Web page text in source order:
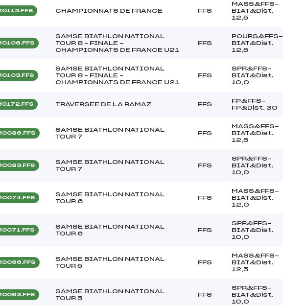
CHAMPIONNATS DE FRANCE FFS
MASS&FFS-
BIAT&Dist.
12,5
SAMSE BIATHLON NATIONAL
TOUR 8 – FINALE -
CHAMPIONNATS DE FRANCE U21
FFS
POURS&FFS-
BIAT&Dist.
12,5
SAMSE BIATHLON NATIONAL
TOUR 8 – FINALE –
CHAMPIONNATS DE FRANCE U21
FFS
SPR&FFS-
BIAT&Dist.
10,0
TRAVERSEE DE LA RAMAZ FFS
FP&FFS-
FP&Dist. 30
SAMSE BIATHLON NATIONAL
TOUR 7
FFS
MASS&FFS-
BIAT&Dist.
12,5
SAMSE BIATHLON NATIONAL
TOUR 7
FFS
SPR&FFS-
BIAT&Dist.
10,0
SAMSE BIATHLON NATIONAL
TOUR 6
FFS
MASS&FFS-
BIAT&Dist.
12,0
SAMSE BIATHLON NATIONAL
TOUR 6
FFS
SPR&FFS-
BIAT&Dist.
10,0
SAMSE BIATHLON NATIONAL
TOUR 5
FFS
MASS&FFS-
BIAT&Dist.
12,5
SAMSE BIATHLON NATIONAL
TOUR 5
FFS
SPR&FFS-
BIAT&Dist.
10,0